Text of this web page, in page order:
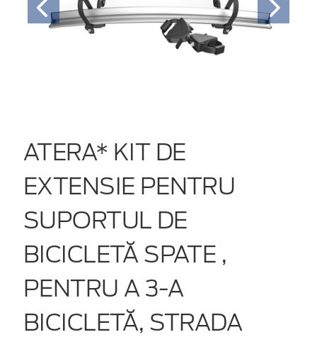
ATERA* KIT DE
EXTENSIE PENTRU
SUPORTUL DE
BICICLETĂ SPATE ,
PENTRU A 3-A
BICICLETĂ, STRADA